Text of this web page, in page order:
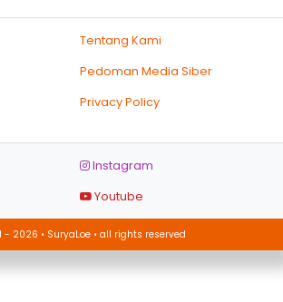
Tentang Kami
Pedoman Media Siber
Privacy Policy
Instagram
Youtube
- 2026 • SuryaLoe • all rights reserved